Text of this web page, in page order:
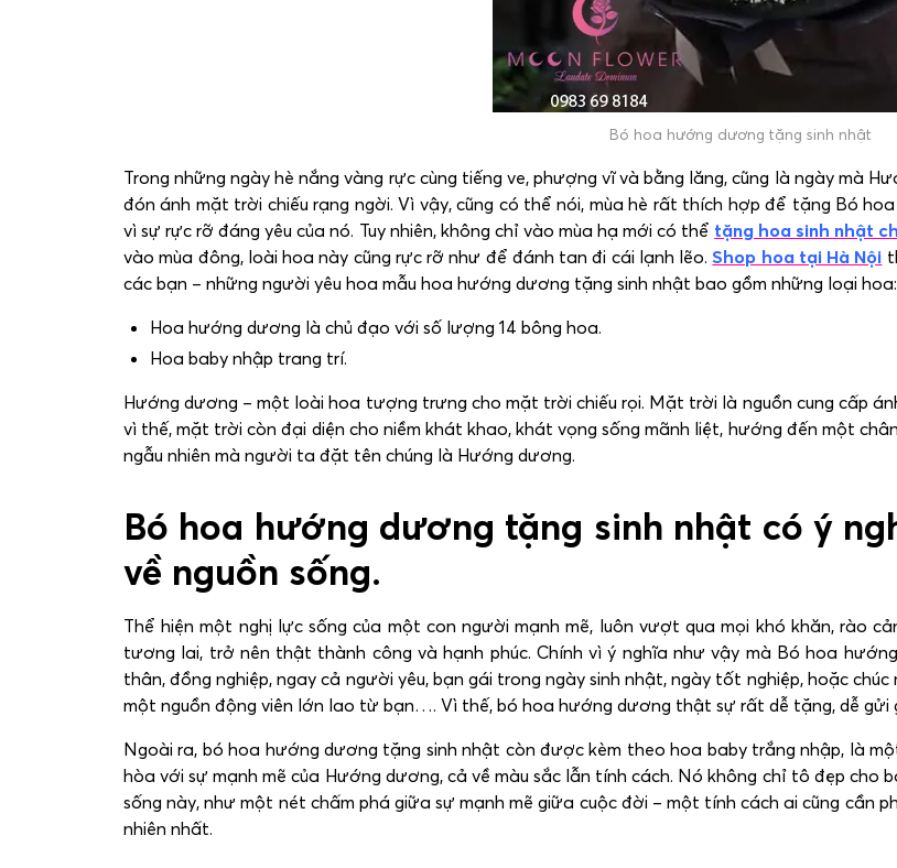
Bó hoa hướng dương tặng sinh nhật
Trong những ngày hè nắng vàng rực cùng tiếng ve, phượng vĩ và bằng lăng, cũng là ngày mà
đón ánh mặt trời chiếu rạng ngời. Vì vậy, cũng có thể nói, mùa hè rất thích hợp để tặng Bó
vì sự rực rỡ đáng yêu của nó. Tuy nhiên, không chỉ vào mùa hạ mới có thể tặng hoa sinh nhật
vào mùa đông, loài hoa này cũng rực rỡ như để đánh tan đi cái lạnh lẽo.Shop hoa tại Hà Nội
các bạn – những người yêu hoa mẫu hoa hướng dương tặng sinh nhật bao gồm những loại hoa:
Hoa hướng dương là chủ đạo với số lượng 14 bông hoa.
Hoa baby nhập trang trí.
Hướng dương – một loài hoa tượng trưng cho mặt trời chiếu rọi. Mặt trời là nguồn cung cấp
vì thế, mặt trời còn đại diện cho niềm khát khao, khát vọng sống mãnh liệt, hướng đến một
ngẫu nhiên mà người ta đặt tên chúng là Hướng dương.
Bó hoa hướng dương tặng sinh nhật có ý
về nguồn sống.
Thể hiện một nghị lực sống của một con người mạnh mẽ, luôn vượt qua mọi khó khăn, rào
tương lai, trở nên thật thành công và hạnh phúc. Chính vì ý nghĩa như vậy mà Bó hoa
thân, đồng nghiệp, ngay cả người yêu, bạn gái trong ngày sinh nhật, ngày tốt nghiệp, hoặc
một nguồn động viên lớn lao từ bạn…. Vì thế, bó hoa hướng dương thật sự rất dễ tặng, dễ gửi
Ngoài ra, bó hoa hướng dương tặng sinh nhật còn được kèm theo hoa baby trắng nhập, là
hòa với sự mạnh mẽ của Hướng dương, cả về màu sắc lẫn tính cách. Nó không chỉ tô đẹp cho
sống này, như một nét chấm phá giữa sự mạnh mẽ giữa cuộc đời – một tính cách ai cũng cần
nhiên nhất.